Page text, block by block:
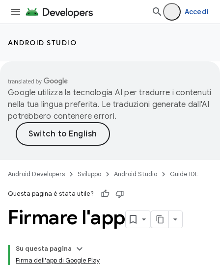
Accedi
ANDROID STUDIO
Google utilizza la tecnologia AI per tradurre i contenuti
nella tua lingua preferita. Le traduzioni generate dall'AI
potrebbero contenere errori.
Android Developers Sviluppo Android Studio Guide IDE
Questa pagina è stata utile?
Firmare l'app
Su questa pagina
Firma dell'app di Google Play